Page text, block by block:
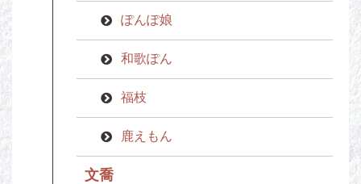
ぽんぽ娘
和歌ぽん
福枝
鹿えもん
文喬